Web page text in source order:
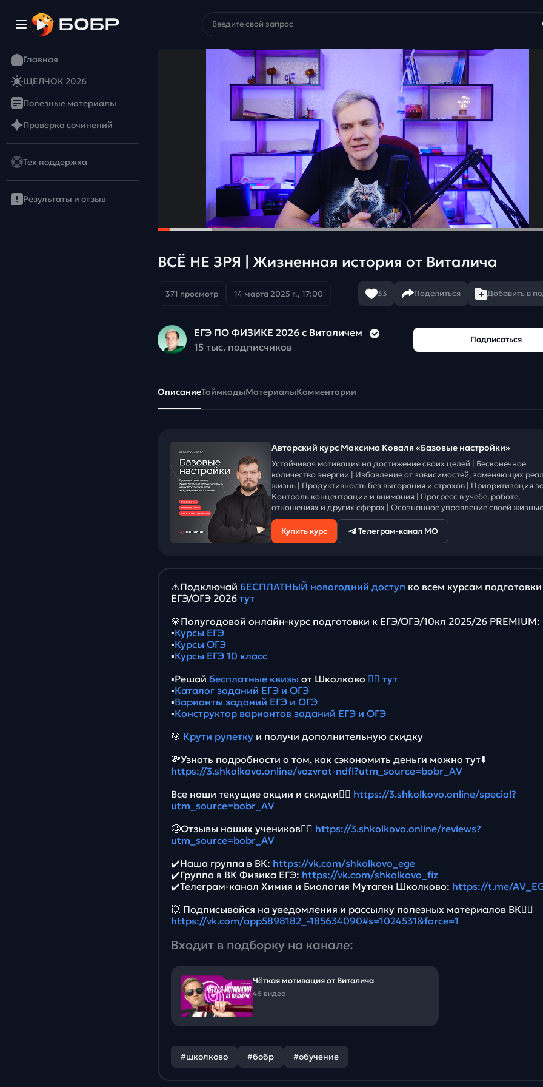
Главная
ЩЕЛЧОК 2026
Полезные материалы
Проверка сочинений
Тех поддержка
Результаты и отзыв
ВСЁ НЕ ЗРЯ | Жизненная история от Виталича
371 просмотр 14 марта 2025 г., 17:00 33 Поделиться Добавить в
ЕГЭ ПО ФИЗИКЕ 2026 с Виталичем
15 тыс. подписчиков
Подписаться
ОписаниеТаймкодыМатериалыКомментарии
Авторский курс Максима Коваля «Базовые настройки»
Устойчивая мотивация на достижение своих целей | Бесконечное
количество энергии | Избавление от зависимостей, заменяющих
жизнь | Продуктивность без выгорания и страхов | Приоритизация
Контроль концентрации и внимания | Прогресс в учебе, работе,
отношениях и других сферах | Осознанное управление своей
Купить курс Телеграм-канал МО
⚠️Подключай БЕСПЛАТНЫЙ новогодний доступ ко всем курсам
ЕГЭ/ОГЭ 2026 тут
💎Полугодовой онлайн-курс подготовки к ЕГЭ/ОГЭ/10кл 2025/26 PREMIUM:
▪️Курсы ЕГЭ
▪️Курсы ОГЭ
▪️Курсы ЕГЭ 10 класс
▪️Решай бесплатные квизы от Школково 👉🏻 тут
▪️Каталог заданий ЕГЭ и ОГЭ
▪️Варианты заданий ЕГЭ и ОГЭ
▪️Конструктор вариантов заданий ЕГЭ и ОГЭ
🎯 Крути рулетку и получи дополнительную скидку
💸Узнать подробности о том, как сэкономить деньги можно тут⬇️
https://3.shkolkovo.online/vozvrat-ndfl?utm_source=bobr_AV
Все наши текущие акции и скидки👉🏻 https://3.shkolkovo.online/special?
utm_source=bobr_AV
🤩Отзывы наших учеников👉🏻 https://3.shkolkovo.online/reviews?
utm_source=bobr_AV
✔️Наша группа в ВК: https://vk.com/shkolkovo_ege
✔️Группа в ВК Физика ЕГЭ: https://vk.com/shkolkovo_fiz
✔️Телеграм-канал Химия и Биология Мутаген Школково: https://t.me/
💥 Подписывайся на уведомления и рассылку полезных материалов ВК👉🏻
https://vk.com/app5898182_-185634090#s=1024531&force=1
Входит в подборку на канале:
Чёткая мотивация от Виталича
46 видео
#школково #бобр #обучение